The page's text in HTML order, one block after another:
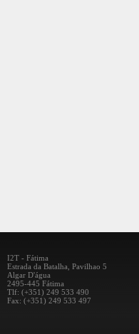
I2T - Fátima
Estrada da Batalha, Pavilhao 5
Algar D'água
2495-445 Fátima
Tlf: (+351) 249 533 490
Fax: (+351) 249 533 497